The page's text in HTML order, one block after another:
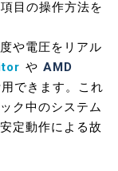
目の操作方法を
や電圧をリアル
や AMD
できます。これ
ク中のシステム
定動作による故